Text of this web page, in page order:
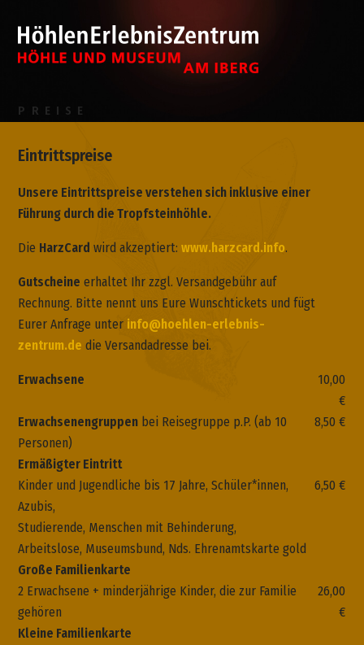
PREISE
Eintrittspreise
Unsere Eintrittspreise verstehen sich inklusive einer
Führung durch die Tropfsteinhöhle.
Die HarzCard wird akzeptiert:www.harzcard.info.
Gutscheine erhaltet Ihr zzgl. Versandgebühr auf
Rechnung. Bitte nennt uns Eure Wunschtickets und fügt
Eurer Anfrage unter info@hoehlen-erlebnis-
zentrum.de die Versandadresse bei.
Erwachsene
10,00
€
Erwachsenengruppen bei Reisegruppe p.P. (ab 10
Personen)
8,50 €
Ermäßigter Eintritt
Kinder und Jugendliche bis 17 Jahre, Schüler*innen,
Azubis,
Studierende, Menschen mit Behinderung,
Arbeitslose, Museumsbund, Nds. Ehrenamtskarte gold
6,50 €
Große Familienkarte
2 Erwachsene + minderjährige Kinder, die zur Familie
gehören
26,00
€
Kleine Familienkarte